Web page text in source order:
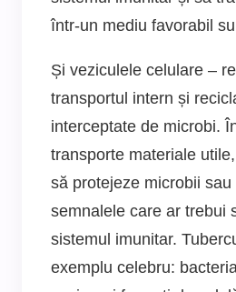
într-un mediu favorabil
Și veziculele celulare –
transportul intern și
interceptate de microbi.
transporte materiale
să protejeze microbii
semnalele care ar trebui
sistemul imunitar.
exemplu celebru: